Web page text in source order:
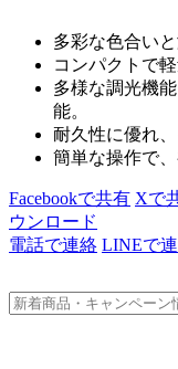
多彩な色合い
コンパクトで
多様な調光機
能。
耐久性に優れ
簡単な操作で
Facebookで共有 Xで
ウンロード
電話で連絡 LINEで